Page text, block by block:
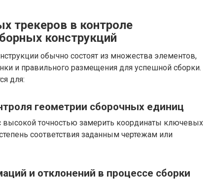
трекеров в контроле
конструкций
обычно состоят из множества элементов,
и правильного размещения для успешной сборки.
для:
геометрии сборочных единиц
точностью замерить координаты ключевых
соответствия заданным чертежам или
и отклонений в процессе сборки